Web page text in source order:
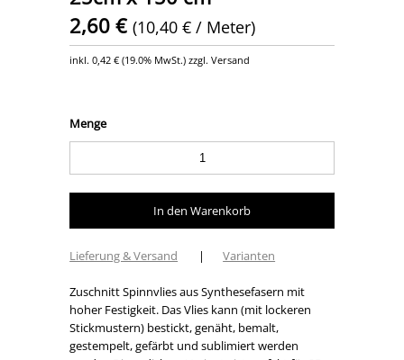
2,60 € (10,40 € / Meter)
inkl.0,42 € (19.0% MwSt.) zzgl. Versand
Menge
Lieferung & Versand | Varianten
Zuschnitt Spinnvlies aus Synthesefasern mit
hoher Festigkeit. Das Vlies kann (mit lockeren
Stickmustern) bestickt, genäht, bemalt,
gestempelt, gefärbt und sublimiert werden